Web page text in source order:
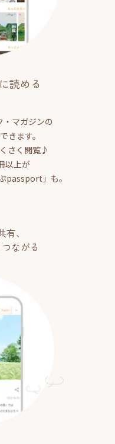
読める
・マガジンの
きます。
さく閲覧♪
以上が
passport」も。
、
ながる